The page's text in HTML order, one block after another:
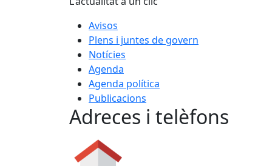
Avisos
Plens i juntes de govern
Notícies
Agenda
Agenda política
Publicacions
Adreces i telèfons